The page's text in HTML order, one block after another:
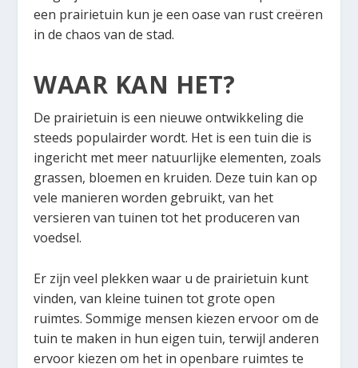
een prairietuin kun je een oase van rust creëren
in de chaos van de stad.
WAAR KAN HET?
De prairietuin is een nieuwe ontwikkeling die
steeds populairder wordt. Het is een tuin die is
ingericht met meer natuurlijke elementen, zoals
grassen, bloemen en kruiden. Deze tuin kan op
vele manieren worden gebruikt, van het
versieren van tuinen tot het produceren van
voedsel.
Er zijn veel plekken waar u de prairietuin kunt
vinden, van kleine tuinen tot grote open
ruimtes. Sommige mensen kiezen ervoor om de
tuin te maken in hun eigen tuin, terwijl anderen
ervoor kiezen om het in openbare ruimtes te